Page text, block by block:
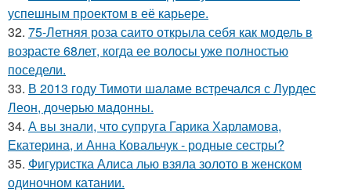
успешным проектом в её карьере.
32. 75-Летняя роза саито открыла себя как модель в
возрасте 68лет, когда ее волосы уже полностью
поседели.
33. В 2013 году Тимоти шаламе встречался с Лурдес
Леон, дочерью мадонны.
34. А вы знали, что супруга Гарика Харламова,
Екатерина, и Анна Ковальчук - родные сестры?
35. Фигуристка Алиса лью взяла золото в женском
одиночном катании.